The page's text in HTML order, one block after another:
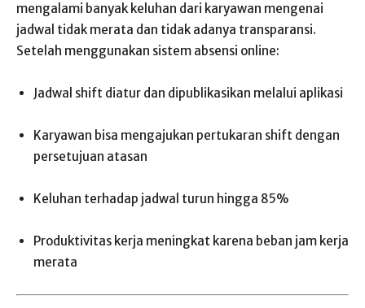
mengalami banyak keluhan dari karyawan mengenai
jadwal tidak merata dan tidak adanya transparansi.
Setelah menggunakan sistem absensi online:
Jadwal shift diatur dan dipublikasikan melalui aplikasi
Karyawan bisa mengajukan pertukaran shift dengan
persetujuan atasan
Keluhan terhadap jadwal turun hingga 85%
Produktivitas kerja meningkat karena beban jam kerja
merata